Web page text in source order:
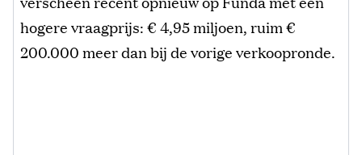
hogere vraagprijs: € 4,95 miljoen, ruim €
200.000 meer dan bij de vorige verkoopronde.